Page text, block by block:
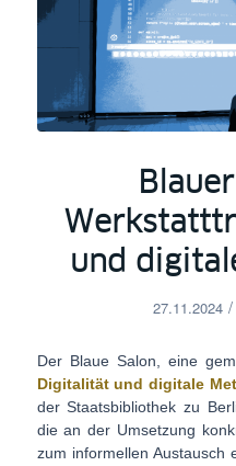
und
27.11.2024 /
Der Blaue Salon, eine
Digitalität und digitale
der Staatsbibliothek zu
die an der Umsetzung
zum informellen Austausch